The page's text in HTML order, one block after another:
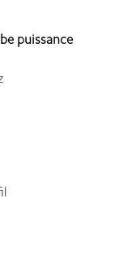
puissance